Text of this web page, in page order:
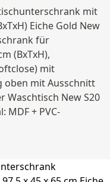
mit
Eiche Gold New
für
(BxTxH),
mit
oben mit Ausschnitt
Waschtisch New S20
MDF + PVC-